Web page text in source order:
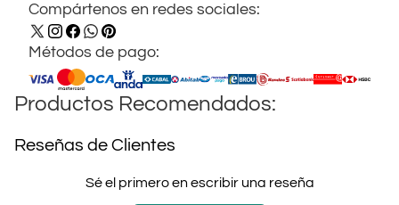
Compártenos en redes sociales:
Métodos de pago:
Productos Recomendados:
Reseñas de Clientes
Sé el primero en escribir una reseña